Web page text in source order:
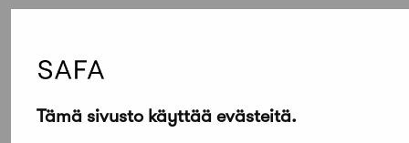
Tämä sivusto käyttää evästeitä.
Miten toimia, kun arkkitehdin nimeä ei
kertovassa jutussa?